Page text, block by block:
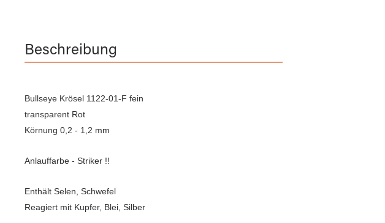
Beschreibung
Bullseye Krösel 1122-01-F fein
transparent Rot
Körnung 0,2 - 1,2 mm
Anlauffarbe - Striker !!
Enthält Selen, Schwefel
Reagiert mit Kupfer, Blei, Silber